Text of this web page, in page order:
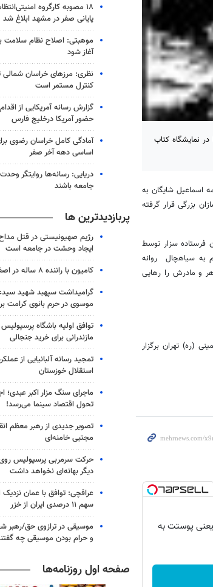
نمایشگاه کتاب
که در سال 1880 نوشته شده‌ با ترجمه اسماعیل شایگان به
بزرگی قرار گرفته
فرستاده سزار توسط
به سیاهچال روانه
و مادرش را رهایی
بزرگ امام خمینی (ره) تهران برگزار
یعنی پوستت به
۱۸ مصوبه کارگروه
پایانی صفر در مشهد ابلاغ شد
موهبتی: اصلاح نظام سلامت
آغاز شود
نظری: مرزهای خراسان
کنترل مستمر است
گزارش رسانه آمریکایی از اقدام
حضور آمریکا درخلیج فارس
آمادگی کامل خراسان رضوی
اساسی دهه آخر صفر
دریایی: رسانه‌ها روایتگر
جامعه باشند
پربازدیدترین ها
رژیم صهیونیستی در قتل
ایجاد وحشت در جامعه است
کامیون با راننده ۸ ساله در اصفهان توقیف شد
گرامیداشت سپهبد شهید
موسوی در حرم بانوی کرامت
توافق اولیه باشگاه
مازندرانی برای خرید جنجالی
تمجید رسانه آلبانیایی از
استقلال خوزستان
ماجرای سنگ مزار اکبر عبدی؛
تحول اقتصاد سینما می‌رسد!
تصویر جدیدی از رهبر معظم
مجتبی خامنه‌ای
حرکت سرمربی پرسپولیس روی
دیگر بهانه‌ای نخواهد داشت
عراقچی: توافق با عمان
سهم ۱۱ درصدی ایران از خزر
موسیقی در ترازوی حق/رهبر
و حرام بودن موسیقی چه
صفحه اول روزنامه‌ها